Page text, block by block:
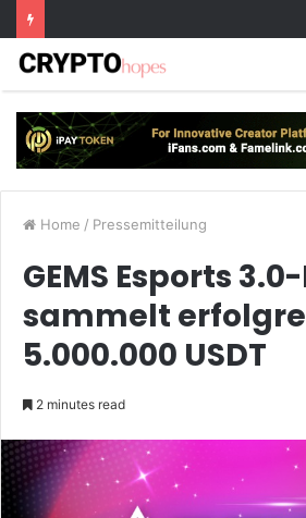
Home / Pressemitteilung
GEMS Esports
sammelt
5.000.000 USDT
2 minutes read